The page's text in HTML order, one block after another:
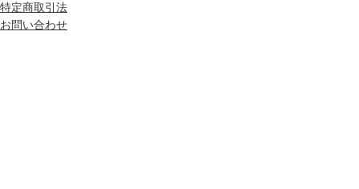
特定商取引法
お問い合わせ